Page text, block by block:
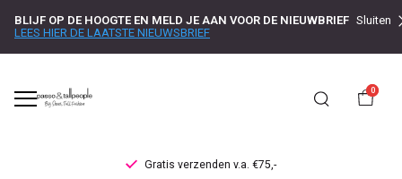
BLIJF OP DE HOOGTE EN MELD JE AAN VOOR DE NIEUWBRIEF
LEES HIER DE LAATSTE NIEUWSBRIEF
Sluiten
0
Gratis verzenden v.a. €75,-